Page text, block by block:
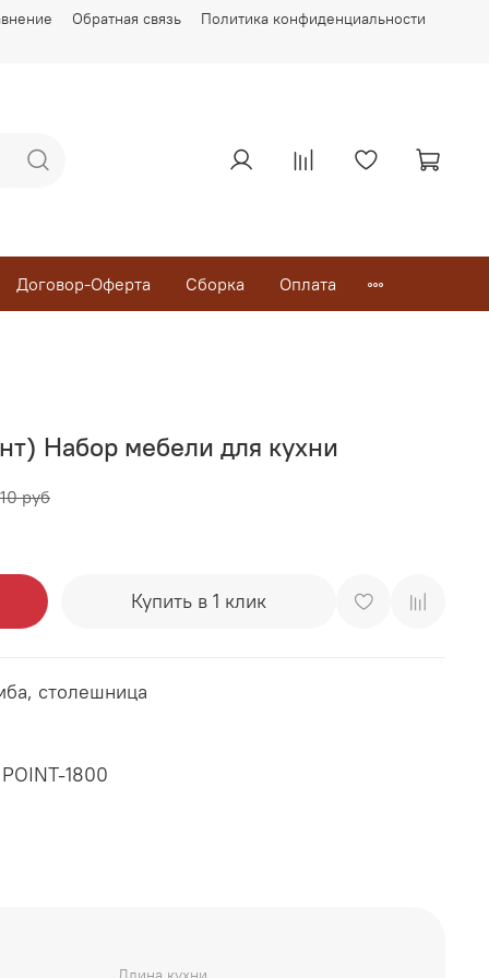
Обратная связь Политика конфиденциальности
Договор-Оферта Сборка Оплата
Набор мебели для кухни
руб
Купить в 1 клик
столешница
1800